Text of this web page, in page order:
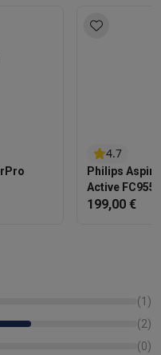
en métal composé de
4.7
Philips
Active
199,00 €
(1 )
(2)
(0)